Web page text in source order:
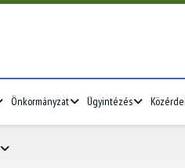
Önkormányzat Ügyintézés